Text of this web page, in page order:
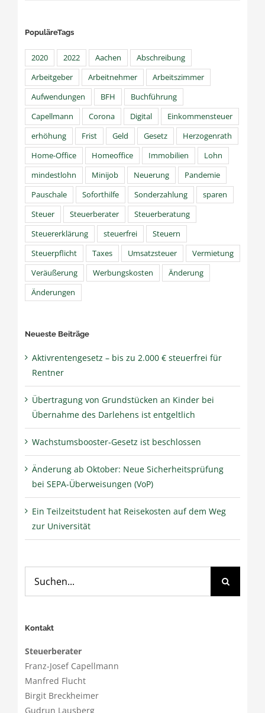
PopuläreTags
2020 2022 Aachen
Abschreibung
Arbeitgeber
Arbeitnehmer
Arbeitszimmer
Aufwendungen
BFH
Buchführung
Capellmann
Corona Digital
Einkommensteuer
erhöhung
Frist Geld Gesetz
Herzogenrath
Home-Office
Homeoffice Immobilien
Lohn
mindestlohn
Minijob Neuerung
Pandemie
Pauschale
Soforthilfe Sonderzahlung
sparen
Steuer
Steuerberater
Steuerberatung
Steuererklärung
steuerfrei
Steuern
Steuerpflicht
Taxes Umsatzsteuer
Vermietung
Veräußerung
Werbungskosten
Änderung
Änderungen
Neueste Beiträge
Aktivrentengesetz – bis zu 2.000 € steuerfrei für
Rentner
Übertragung von Grundstücken an Kinder bei
Übernahme des Darlehens ist entgeltlich
Wachstumsbooster-Gesetz ist beschlossen
Änderung ab Oktober: Neue Sicherheitsprüfung
bei SEPA-Überweisungen (VoP)
Ein Teilzeitstudent hat Reisekosten auf dem Weg
zur Universität
nach:
Kontakt
Steuerberater
Franz-Josef Capellmann
Manfred Flucht
Birgit Breckheimer
Gudrun Lausberg